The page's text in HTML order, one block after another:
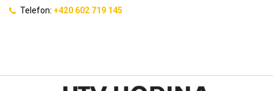
Telefon: +420 602 719 145